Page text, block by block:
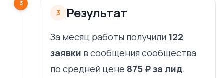
3
3 Результат
За месяц работы получили 122
заявки в сообщения сообщества
по средней цене 875 ₽ за лид.